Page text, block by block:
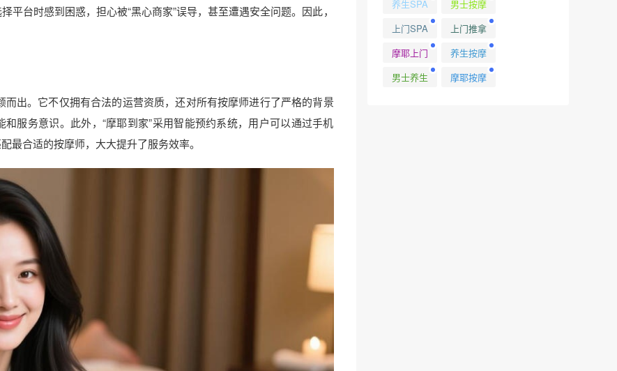
台时感到困惑，担心被“黑心商家”误导，甚至遭遇安全问题。因此，
而出。它不仅拥有合法的运营资质，还对所有按摩师进行了严格的背景
服务意识。此外，“摩耶到家”采用智能预约系统，用户可以通过手机
最合适的按摩师，大大提升了服务效率。
养生SPA
男士按摩
上门SPA
上门推拿
摩耶上门
养生按摩
男士养生
摩耶按摩